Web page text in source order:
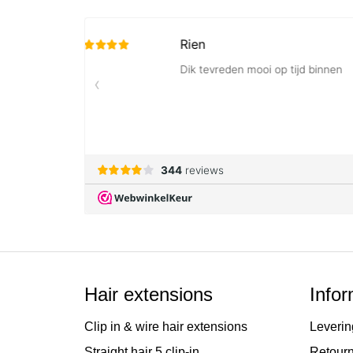
de
Hair extensions
Clip in & wire hair extensions